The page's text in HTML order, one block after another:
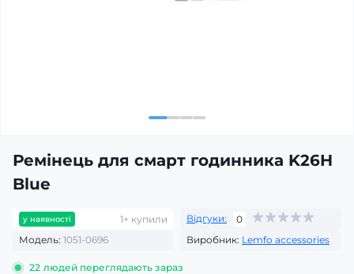
Ремінець для смарт годинника K26H
Blue
у наявності 1+ купили Відгуки:
0
Модель: 1051-0696 Виробник: Lemfo accessories
22 людей переглядають зараз